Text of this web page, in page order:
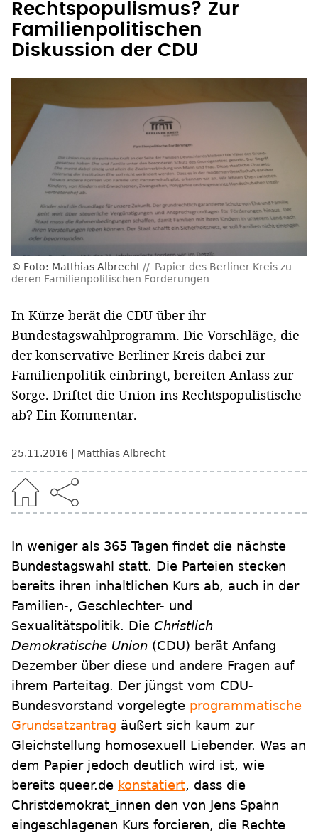
Rechtspopulismus? Zur
Familienpolitischen
Diskussion der CDU
Foto: Matthias Albrecht
Papier des Berliner Kreis zu
deren Familienpolitischen Forderungen
In Kürze berät die CDU über ihr
Bundestagswahlprogramm. Die Vorschläge, die
der konservative Berliner Kreis dabei zur
Familienpolitik einbringt, bereiten Anlass zur
Sorge. Driftet die Union ins Rechtspopulistische
ab? Ein Kommentar.
25.11.2016 Matthias Albrecht
In weniger als 365 Tagen findet die nächste
Bundestagswahl statt. Die Parteien stecken
bereits ihren inhaltlichen Kurs ab, auch in der
Familien-, Geschlechter- und
Sexualitätspolitik. Die Christlich
Demokratische Union (CDU) berät Anfang
Dezember über diese und andere Fragen auf
ihrem Parteitag. Der jüngst vom CDU-
Bundesvorstand vorgelegte programmatische
Grundsatzantrag äußert sich kaum zur
Gleichstellung homosexuell Liebender. Was an
dem Papier jedoch deutlich wird ist, wie
bereits queer.de konstatiert, dass die
Christdemokrat_innen den von Jens Spahn
eingeschlagenen Kurs forcieren, die Rechte